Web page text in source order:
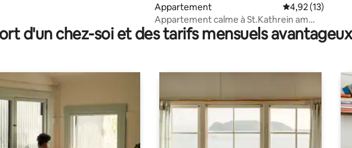
sur la base de 27 commentaires : 5 sur 5Appartement Évaluation
4,92 (13)
Appartement calme à St.Kathrein am
Hauenstein
d'un chez-soi et des tarifs mensuels avantageux